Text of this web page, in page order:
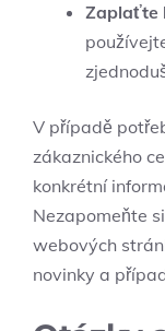
Zaplaťte
V případě
zákaznického
konkrétní
Nezapomeňte
webových
novinky a